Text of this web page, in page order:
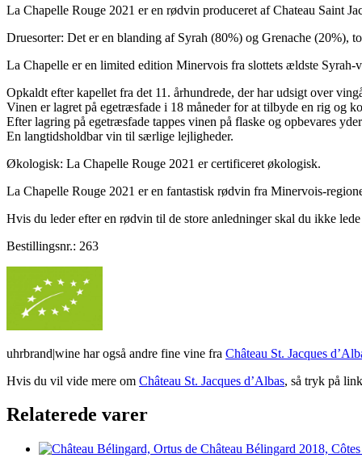
La Chapelle Rouge 2021 er en rødvin produceret af Chateau Saint
Druesorter: Det er en blanding af Syrah (80%) og Grenache (20%),
La Chapelle er en limited edition Minervois fra slottets ældste Syrah-
Opkaldt efter kapellet fra det 11. århundrede, der har udsigt over
Vinen er lagret på egetræsfade i 18 måneder for at tilbyde en rig og
Efter lagring på egetræsfade tappes vinen på flaske og opbevares
En langtidsholdbar vin til særlige lejligheder.
Økologisk: La Chapelle Rouge 2021 er certificeret økologisk.
La Chapelle Rouge 2021 er en fantastisk rødvin fra Minervois-
Hvis du leder efter en rødvin til de store anledninger skal du ikke
Bestillingsnr.: 263
uhrbrand|wine har også andre fine vine fra Château St. Jacques
Hvis du vil vide mere om Château St. Jacques d’Albas, så tryk på
Relaterede varer